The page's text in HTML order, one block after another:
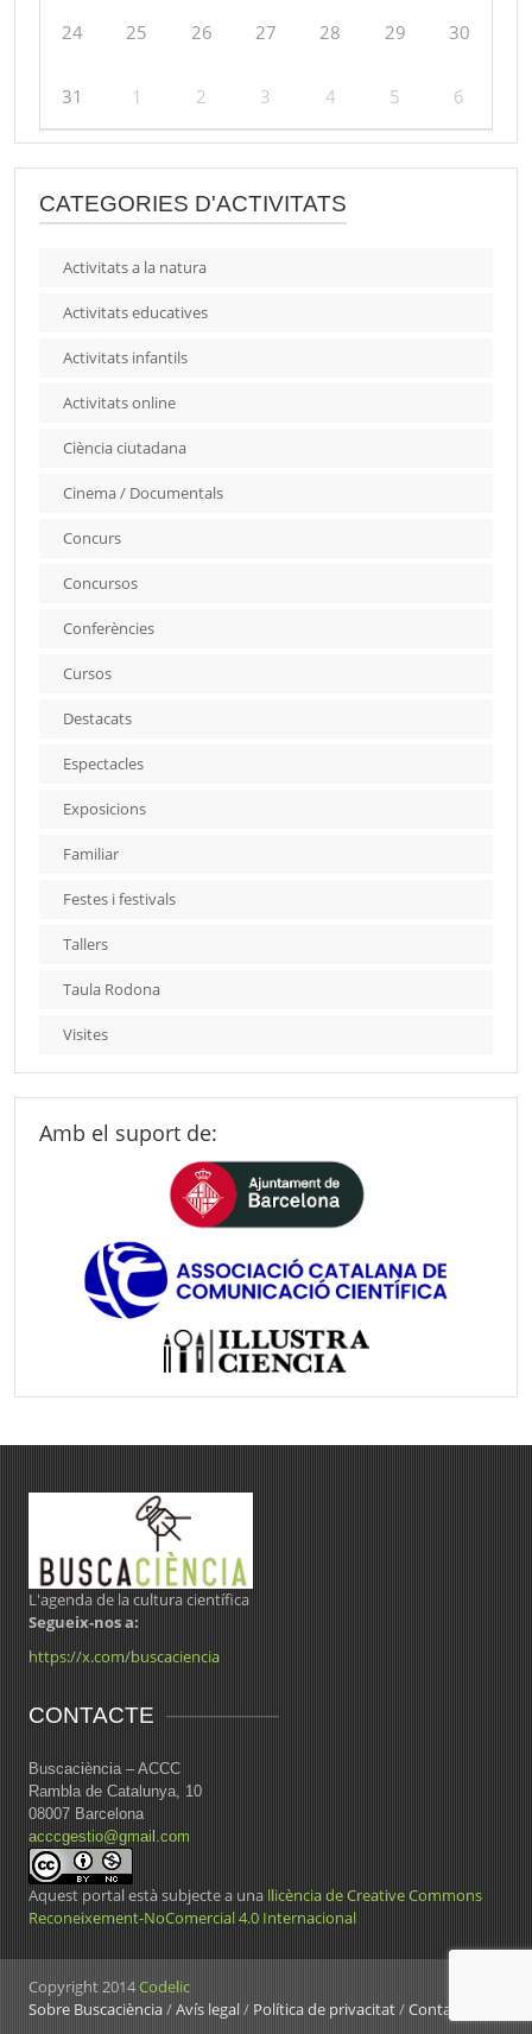
24 25 26 27 28 29 30
31 1 2 3 4 5 6
CATEGORIES D'ACTIVITATS
Activitats a la natura
Activitats educatives
Activitats infantils
Activitats online
Ciència ciutadana
Cinema / Documentals
Concurs
Concursos
Conferències
Cursos
Destacats
Espectacles
Exposicions
Familiar
Festes i festivals
Tallers
Taula Rodona
Visites
Amb el suport de:
L'agenda de la cultura científica
Segueix-nos a:
https://x.com/buscaciencia
CONTACTE
Buscaciència – ACCC
Rambla de Catalunya, 10
08007 Barcelona
acccgestio@gmail.com
Aquest portal està subjecte a una llicència de Creative Commons
Reconeixement-NoComercial 4.0 Internacional
Copyright 2014Codelic
Sobre Buscaciència/Avís legal/ Política de privacitat/Contacte